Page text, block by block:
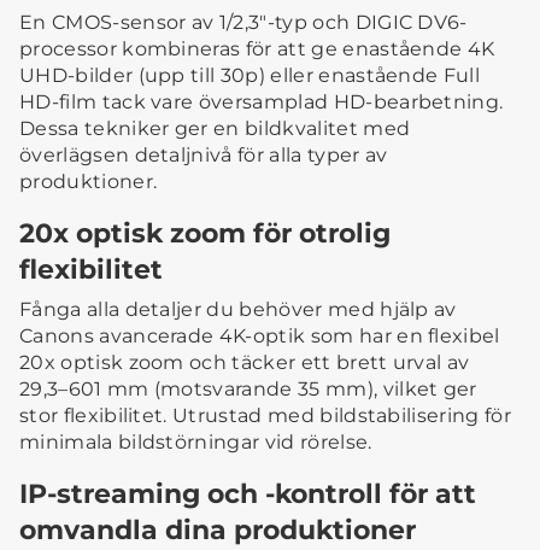
En CMOS-sensor av 1/2,3"-typ och DIGIC DV6-
processor kombineras för att ge enastående 4K
UHD-bilder (upp till 30p) eller enastående Full
HD-film tack vare översamplad HD-bearbetning.
Dessa tekniker ger en bildkvalitet med
överlägsen detaljnivå för alla typer av
produktioner.
20x optisk zoom för otrolig
flexibilitet
Fånga alla detaljer du behöver med hjälp av
Canons avancerade 4K-optik som har en flexibel
20x optisk zoom och täcker ett brett urval av
29,3–601 mm (motsvarande 35 mm), vilket ger
stor flexibilitet. Utrustad med bildstabilisering för
minimala bildstörningar vid rörelse.
IP-streaming och -kontroll för att
omvandla dina produktioner